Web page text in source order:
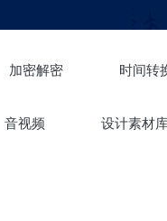
加密解密 时间转
音视频 设计素材